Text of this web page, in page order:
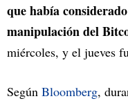
que había
manipulación del
miércoles, y el jueves
Según Bloomberg,